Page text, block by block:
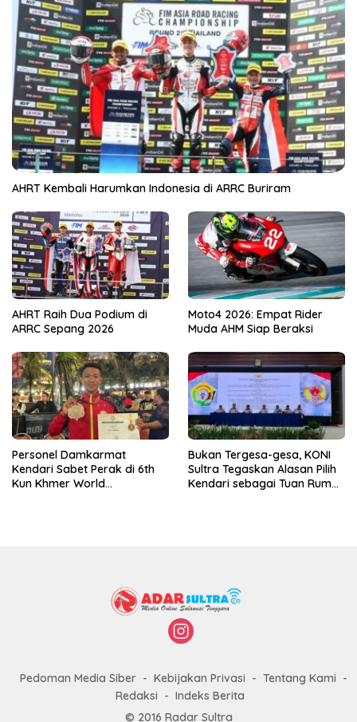
AHRT Kembali Harumkan Indonesia di ARRC Buriram
AHRT Raih Dua Podium di
ARRC Sepang 2026
Moto4 2026: Empat Rider
Muda AHM Siap Beraksi
Personel Damkarmat
Kendari Sabet Perak di 6th
Kun Khmer World
Bukan Tergesa-gesa, KONI
Sultra Tegaskan Alasan Pilih
Kendari sebagai Tuan Rumah
Pedoman Media Siber Kebijakan Privasi
Tentang Kami
Redaksi
Indeks Berita
© 2016 Radar Sultra